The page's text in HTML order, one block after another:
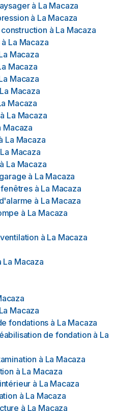
à La Macaza
à La Macaza
à La Macaza
à La Macaza
Macaza
Macaza
Macaza
La Macaza
Macaza
à La Macaza
Macaza
La Macaza
La Macaza
à La Macaza
à La Macaza
à La Macaza
à La Macaza
à La Macaza
à La Macaza
La Macaza
La Macaza
fondations à La Macaza
de fondation à La
à La Macaza
à La Macaza
à La Macaza
à La Macaza
à La Macaza